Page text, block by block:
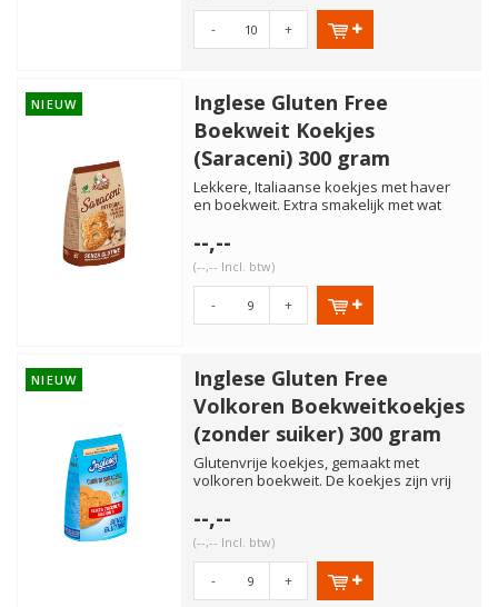
- +
NIEUW
Inglese Gluten Free
Boekweit Koekjes
(Saraceni) 300 gram
Lekkere, Italiaanse koekjes met haver
en boekweit. Extra smakelijk met wat
--,--
(--,-- Incl. btw)
- +
NIEUW
Inglese Gluten Free
Volkoren Boekweitkoekjes
(zonder suiker) 300 gram
Glutenvrije koekjes, gemaakt met
volkoren boekweit. De koekjes zijn vrij
--,--
(--,-- Incl. btw)
- +